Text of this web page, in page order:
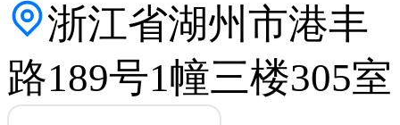
浙江省湖州市港丰
路189号1幢三楼305室